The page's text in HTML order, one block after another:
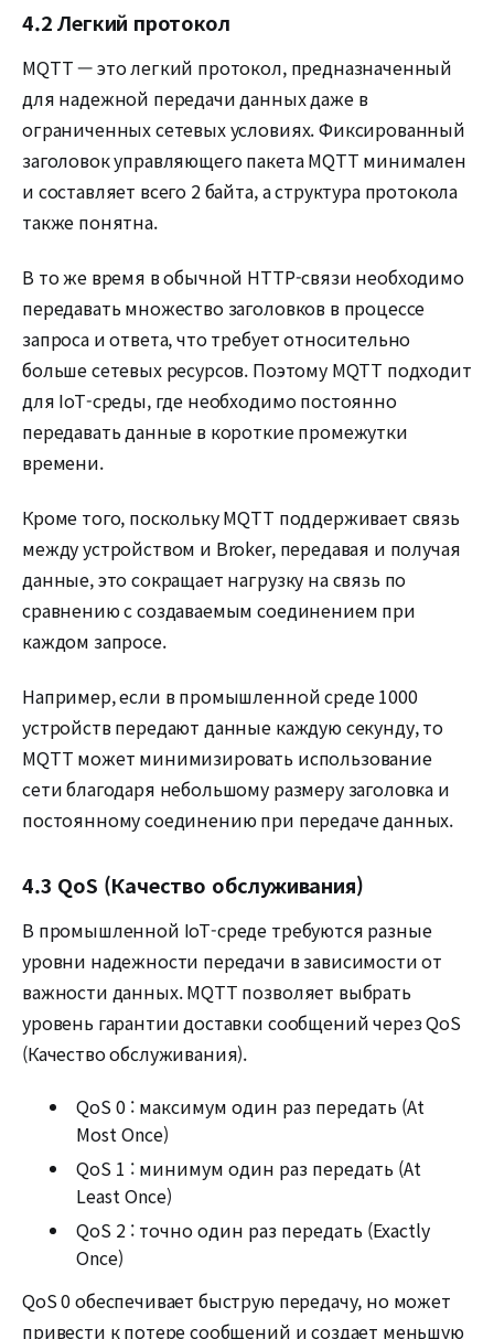
4.2 Легкий протокол
MQTT — это легкий протокол, предназначенный
для надежной передачи данных даже в
ограниченных сетевых условиях. Фиксированный
заголовок управляющего пакета MQTT минимален
и составляет всего 2 байта, а структура протокола
также понятна.
В то же время в обычной HTTP-связи необходимо
передавать множество заголовков в процессе
запроса и ответа, что требует относительно
больше сетевых ресурсов. Поэтому MQTT подходит
для IoT-среды, где необходимо постоянно
передавать данные в короткие промежутки
времени.
Кроме того, поскольку MQTT поддерживает связь
между устройством и Broker, передавая и получая
данные, это сокращает нагрузку на связь по
сравнению с создаваемым соединением при
каждом запросе.
Например, если в промышленной среде 1000
устройств передают данные каждую секунду, то
MQTT может минимизировать использование
сети благодаря небольшому размеру заголовка и
постоянному соединению при передаче данных.
4.3 QoS (Качество обслуживания)
В промышленной IoT-среде требуются разные
уровни надежности передачи в зависимости от
важности данных. MQTT позволяет выбрать
уровень гарантии доставки сообщений через QoS
(Качество обслуживания).
QoS 0 : максимум один раз передать (At
Most Once)
QoS 1 : минимум один раз передать (At
Least Once)
QoS 2 : точно один раз передать (Exactly
Once)
QoS 0 обеспечивает быструю передачу, но может
привести к потере сообщений и создает меньшую